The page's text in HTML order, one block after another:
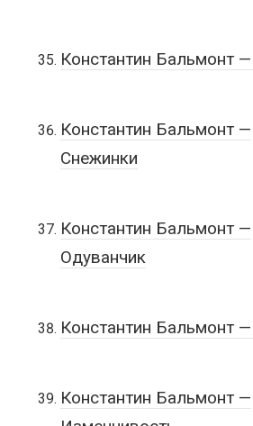
Константин Бальмонт
Константин Бальмонт —
Снежинки
Константин Бальмонт —
Одуванчик
Константин Бальмонт
Константин Бальмонт —